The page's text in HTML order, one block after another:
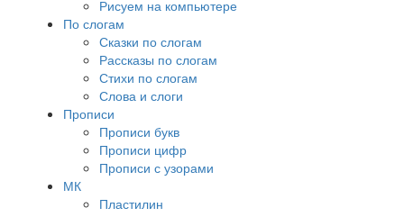
Рисуем на компьютере
По слогам
Сказки по слогам
Рассказы по слогам
Стихи по слогам
Слова и слоги
Прописи
Прописи букв
Прописи цифр
Прописи с узорами
МК
Пластилин